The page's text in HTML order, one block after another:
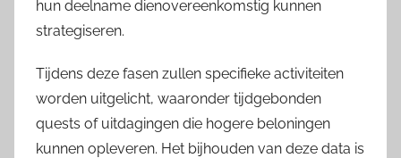
hun deelname dienovereenkomstig kunnen
strategiseren.
Tijdens deze fasen zullen specifieke activiteiten
worden uitgelicht, waaronder tijdgebonden
quests of uitdagingen die hogere beloningen
kunnen opleveren. Het bijhouden van deze data is